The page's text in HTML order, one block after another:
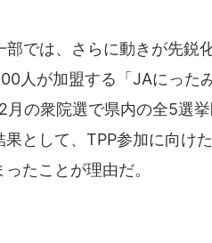
では、さらに動きが先鋭
人が加盟する「JAにった
月の衆院選で県内の全5選
果として、TPP参加に向け
たことが理由だ。